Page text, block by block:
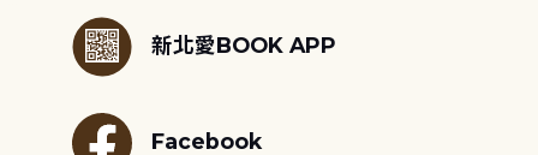
新北愛BOOK APP
Facebook